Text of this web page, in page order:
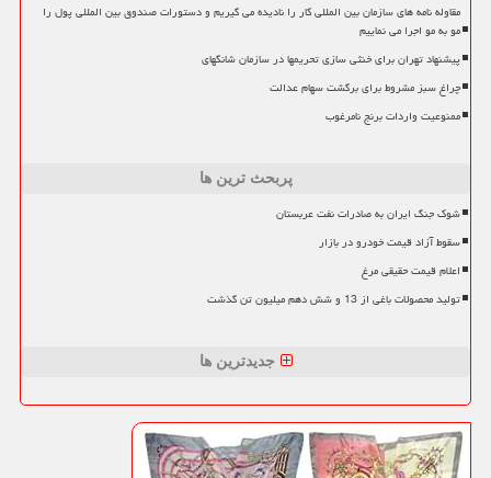
مقاوله نامه های سازمان بین المللی کار را نادیده می گیریم و دستورات صندوق بین المللی پول را
مو به مو اجرا می نماییم
پیشنهاد تهران برای خنثی سازی تحریمها در سازمان شانگهای
چراغ سبز مشروط برای برگشت سهام عدالت
ممنوعیت واردات برنج نامرغوب
پربحث ترین ها
شوک جنگ ایران به صادرات نفت عربستان
سقوط آزاد قیمت خودرو در بازار
اعلام قیمت حقیقی مرغ
تولید محصولات باغی از 13 و شش دهم میلیون تن گذشت
جدیدترین ها